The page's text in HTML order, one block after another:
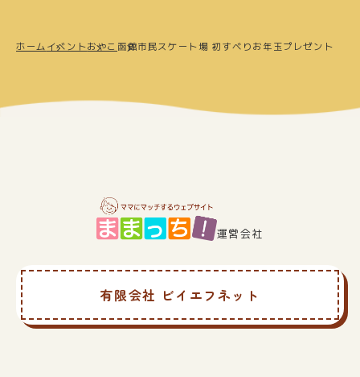
ホームイベントおやこ 函館市民スケート場 初すべりお年玉プレゼント
運営会社
有限会社 ビイエフネット